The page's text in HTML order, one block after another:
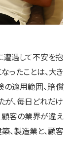
遭遇して不安を抱
ったことは、大き
の適用範囲、賠償
が、毎日どれだけ
顧客の業界が違え
、製造業と、顧客